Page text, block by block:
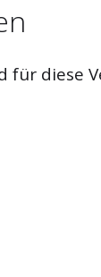
für diese